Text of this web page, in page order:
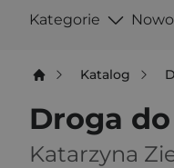
Kategorie
Katalog
Droga
Katarzyna